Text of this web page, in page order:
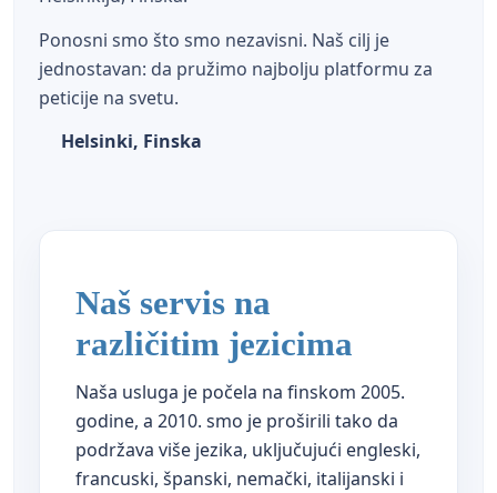
Ponosni smo što smo nezavisni. Naš cilj je
jednostavan: da pružimo najbolju platformu za
peticije na svetu.
Helsinki, Finska
Naš servis na
različitim jezicima
Naša usluga je počela na finskom 2005.
godine, a 2010. smo je proširili tako da
podržava više jezika, uključujući engleski,
francuski, španski, nemački, italijanski i